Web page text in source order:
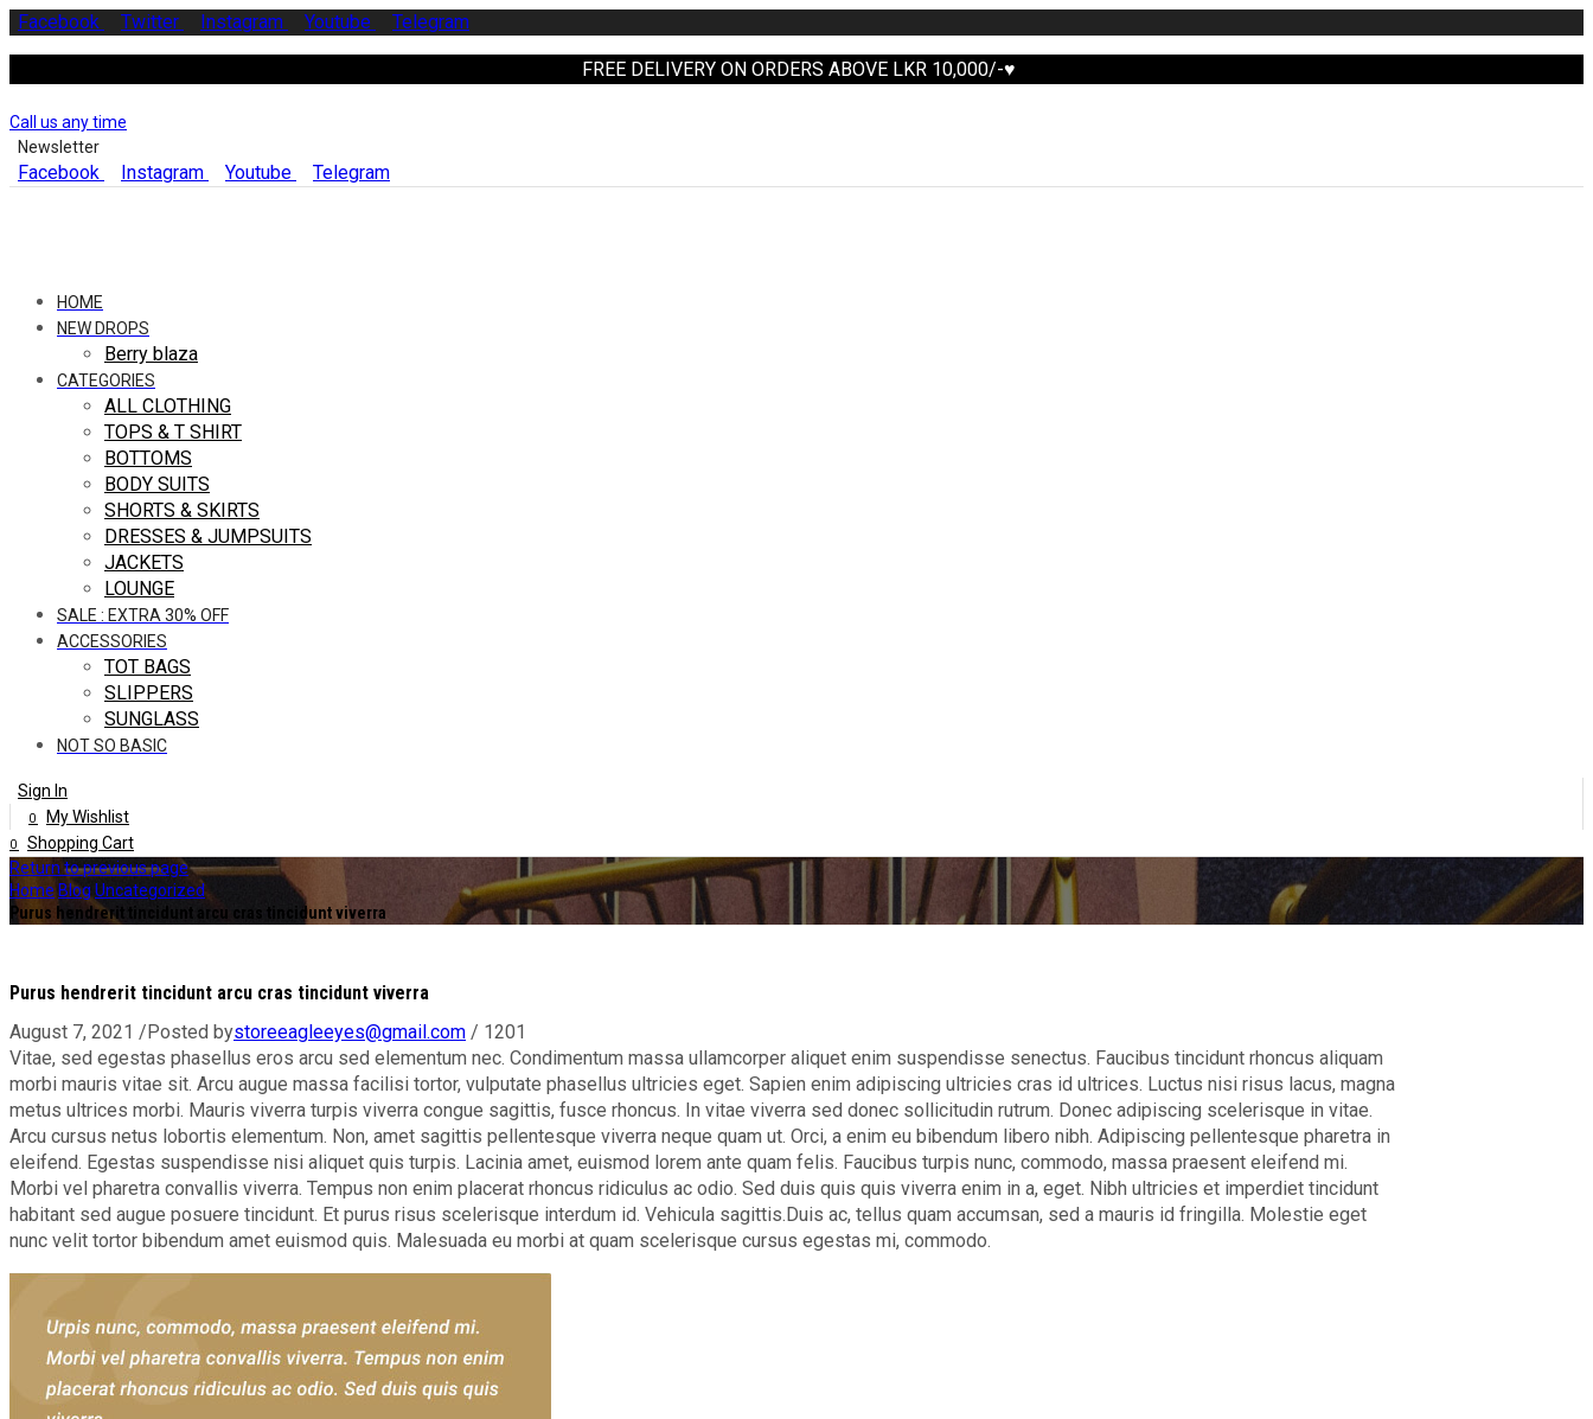
Facebook Twitter Instagram Youtube Telegram
FREE DELIVERY ON ORDERS ABOVE LKR 10,000/-♥
Call us any time
Newsletter
Facebook Instagram Youtube Telegram
HOME
NEW DROPS
Berry blaza
CATEGORIES
ALL CLOTHING
TOPS & T SHIRT
BOTTOMS
BODY SUITS
SHORTS & SKIRTS
DRESSES & JUMPSUITS
JACKETS
LOUNGE
SALE : EXTRA 30% OFF
ACCESSORIES
TOT BAGS
SLIPPERS
SUNGLASS
NOT SO BASIC
Sign In
0 My Wishlist
0
Shopping Cart
Return to previous page
Home Blog Uncategorized
Purus hendrerit tincidunt arcu cras tincidunt viverra
Purus hendrerit tincidunt arcu cras tincidunt viverra
August 7, 2021 /Posted bystoreeagleeyes@gmail.com / 1201
Vitae, sed egestas phasellus eros arcu sed elementum nec. Condimentum massa ullamcorper aliquet enim suspendisse senectus. Faucibus tincidunt rhoncus aliquam
morbi mauris vitae sit. Arcu augue massa facilisi tortor, vulputate phasellus ultricies eget. Sapien enim adipiscing ultricies cras id ultrices. Luctus nisi risus lacus, magna
metus ultrices morbi. Mauris viverra turpis viverra congue sagittis, fusce rhoncus. In vitae viverra sed donec sollicitudin rutrum. Donec adipiscing scelerisque in vitae.
Arcu cursus netus lobortis elementum. Non, amet sagittis pellentesque viverra neque quam ut. Orci, a enim eu bibendum libero nibh. Adipiscing pellentesque pharetra in
eleifend. Egestas suspendisse nisi aliquet quis turpis. Lacinia amet, euismod lorem ante quam felis. Faucibus turpis nunc, commodo, massa praesent eleifend mi.
Morbi vel pharetra convallis viverra. Tempus non enim placerat rhoncus ridiculus ac odio. Sed duis quis quis viverra enim in a, eget. Nibh ultricies et imperdiet tincidunt
habitant sed augue posuere tincidunt. Et purus risus scelerisque interdum id. Vehicula sagittis.Duis ac, tellus quam accumsan, sed a mauris id fringilla. Molestie eget
nunc velit tortor bibendum amet euismod quis. Malesuada eu morbi at quam scelerisque cursus egestas mi, commodo.